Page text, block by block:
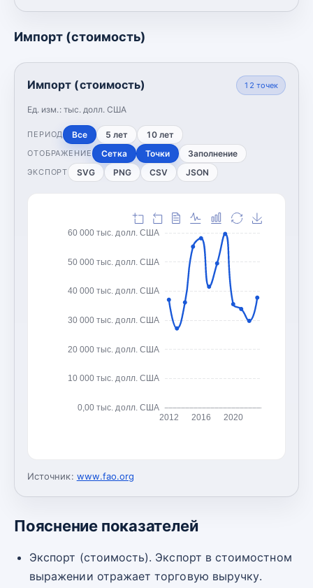
Импорт (стоимость)
Импорт (стоимость)
Ед. изм.: тыс. долл. США
12 точек
ПЕРИОД Все 5 лет 10 лет
ОТОБРАЖЕНИЕ Сетка Точки Заполнение
ЭКСПОРТ SVG PNG CSV JSON
0,00 тыс. долл. США
10 000 тыс. долл. США
20 000 тыс. долл. США
30 000 тыс. долл. США
40 000 тыс. долл. США
50 000 тыс. долл. США
60 000 тыс. долл. США
2012 2016 2020
Источник: www.fao.org
Пояснение показателей
Экспорт (стоимость). Экспорт в стоимостном
выражении отражает торговую выручку.